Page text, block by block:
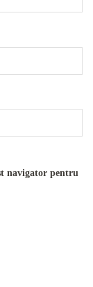
navigator pentru